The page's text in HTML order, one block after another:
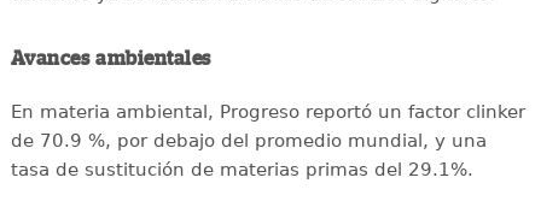
Avances ambientales
En materia ambiental, Progreso reportó un factor clinker
de 70.9 %, por debajo del promedio mundial, y una
tasa de sustitución de materias primas del 29.1%.